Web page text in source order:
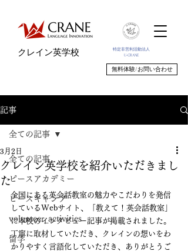
特定非営利活動法人
U-CRANE
クレイン英学校
無料体験/お問い合わせ
記事
全ての記事
ピースアカデミー
ピースキャンプ
volunteer_activities
留学
全ての記事
クレイン英学校を紹介いただきまし
た
3月2日
全国にある英会話教室の魅力やこだわりを発信
しているWebサイト、「教えて！英会話教室」
に本校のインタビュー記事が掲載されました。
丁寧に取材していただき、クレインの想いをわ
かりやすく言語化していただき、ありがとうご